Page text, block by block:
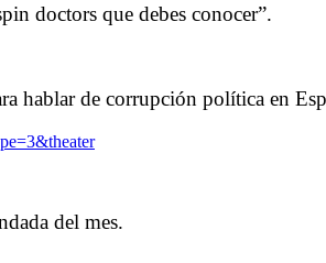
doctors que debes conocer”.
hablar de corrupción política en
del mes.